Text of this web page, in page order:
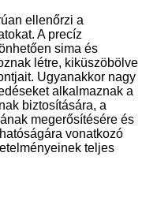
ellenőrzi a
A precíz
sima és
létre, kiküszöbölve
Ugyanakkor nagy
alkalmaznak a
biztosítására, a
megerősítésére és
vonatkozó
teljes